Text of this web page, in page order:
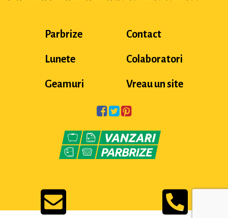
Parbrize
Lunete
Geamuri
Contact
Colaboratori
Vreau un site